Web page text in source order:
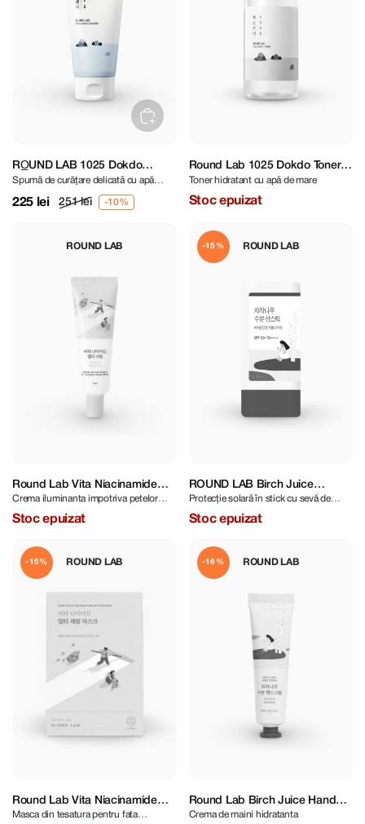
RO̲UND LAB 1025 Dokdo
Cleanser 150 ml
Spumă de curățare delicată cu apă
225 lei 251 lei
Round Lab 1025 Dokdo Toner
100 ml
Toner hidratant cu apă de mare
Stoc epuizat
ROUND LAB
Round Lab Vita Niacinamide
Dark Spot Cream 50 ml
Crema iluminanta impotriva petelor
pigmentare
Stoc epuizat
ROUND LAB
-15%
ROUND LAB Birch Juice
Moisturizing Sun Stick 19 g
Protecție solară în stick cu sevă de
mesteacăn
Stoc epuizat
ROUND LAB
-15%
Round Lab Vita Niacinamide
Dark Spot Serum Mask
Masca din tesatura pentru fata
ROUND LAB
-16%
Round Lab Birch Juice Hand
Cream 30 ml
Crema de maini hidratanta